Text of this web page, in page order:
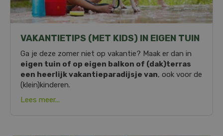
VAKANTIETIPS (MET KIDS) IN EIGEN TUIN
Ga je deze zomer niet op vakantie? Maak er dan in
eigen tuin of op eigen balkon of (dak)terras
een heerlijk vakantieparadijsje van, ook voor de
(klein)kinderen.
Lees meer...